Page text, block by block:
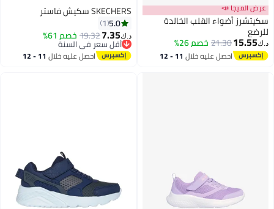
عرض الميجا 📣
سكيتشرز أضواء القلب الخالدة
للرضع
د.ك‏15.55
21.30خصم 26%
احصل عليه خلال 11 - 12
SKECHERS سكيش فاستر
5.0
1
د.ك‏7.35
19.32خصم 61%
أقل سعر في السنة
بتخلّص بسرعة
أقل سعر في السنة
احصل عليه خلال 11 - 12